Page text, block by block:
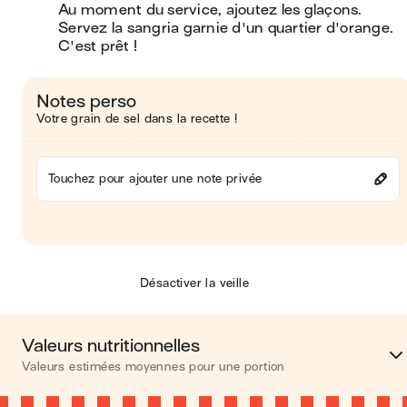
Au moment du service, ajoutez les glaçons.
Servez la sangria garnie d'un quartier d'orange.
C'est prêt !
Notes perso
Votre grain de sel dans la recette !
Touchez pour ajouter une note privée
Désactiver la veille
Valeurs nutritionnelles
Valeurs estimées moyennes pour une portion
Calories 245